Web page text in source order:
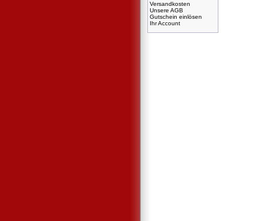
Versandkosten
Unsere AGB
Gutschein einlösen
Ihr Account